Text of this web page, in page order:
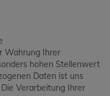
Wahrung Ihrer
hohen Stellenwert
Daten ist uns
Verarbeitung Ihrer